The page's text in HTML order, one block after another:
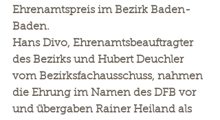
Ehrenamtspreis im Bezirk Baden-
Baden.
Hans Divo, Ehrenamtsbeauftragter
des Bezirks und Hubert Deuchler
vom Bezirksfachausschuss, nahmen
die Ehrung im Namen des DFB vor
und übergaben Rainer Heiland als